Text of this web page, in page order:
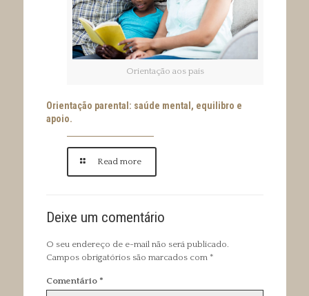
Orientação aos pais
Orientação parental: saúde mental, equilibro e
apoio.
Read more
Deixe um comentário
O seu endereço de e-mail não será publicado.
Campos obrigatórios são marcados com *
Comentário *